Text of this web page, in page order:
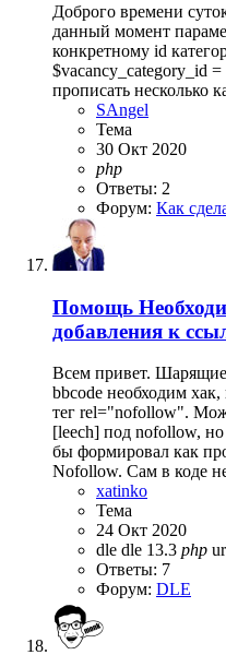
Доброго времени
данный момент
конкретному id
$vacancy_category_id
прописать несколько
SAngel
Тема
30 Окт 2020
php
Ответы: 2
Форум: Как
Помощь
добавления к
Всем привет.
bbcode необходим
тег rel="nofollow".
[leech] под nofollow, но
бы формировал как
Nofollow. Сам в коде
xatinko
Тема
24 Окт 2020
dle dle 13.3 php
Ответы: 7
Форум: DLE